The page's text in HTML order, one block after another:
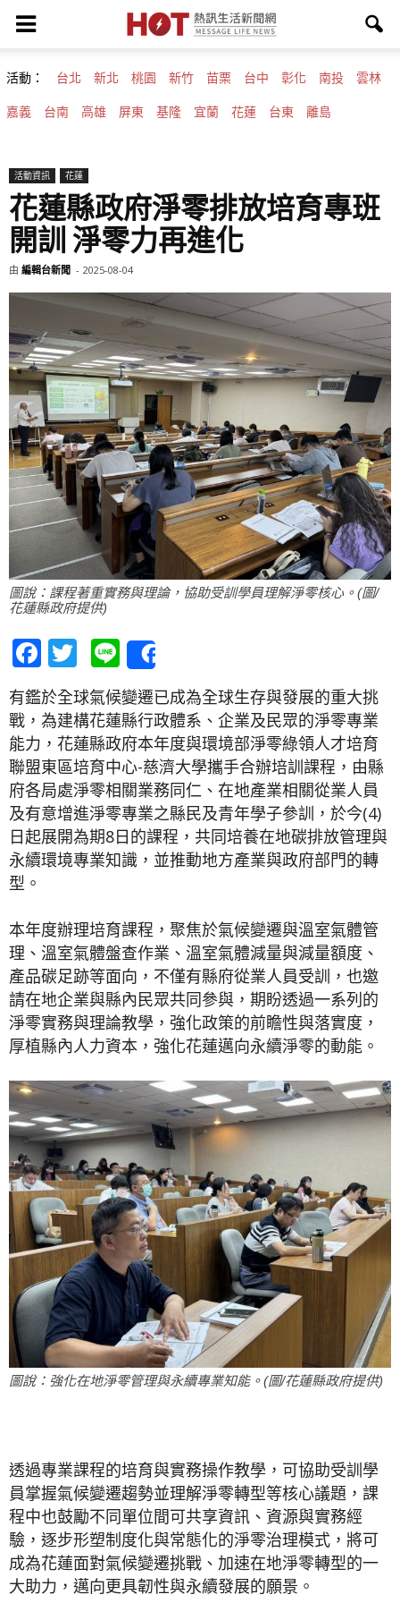
活動： 台北 新北 桃園 新竹 苗栗 台中 彰化 南投 雲林
嘉義 台南 高雄 屏東 基隆 宜蘭 花蓮 台東 離島
活動資訊 花蓮
花蓮縣政府淨零排放培育專班
開訓 淨零力再進化
由 編輯台新聞 - 2025-08-04
圖說：課程著重實務與理論，協助受訓學員理解淨零核心。(圖/
花蓮縣政府提供)
Facebook
Twitter
Line
有鑑於全球氣候變遷已成為全球生存與發展的重大挑
戰，為建構花蓮縣行政體系、企業及民眾的淨零專業
能力，花蓮縣政府本年度與環境部淨零綠領人才培育
聯盟東區培育中心-慈濟大學攜手合辦培訓課程，由縣
府各局處淨零相關業務同仁、在地產業相關從業人員
及有意增進淨零專業之縣民及青年學子參訓，於今(4)
日起展開為期8日的課程，共同培養在地碳排放管理與
永續環境專業知識，並推動地方產業與政府部門的轉
型。
本年度辦理培育課程，聚焦於氣候變遷與溫室氣體管
理、溫室氣體盤查作業、溫室氣體減量與減量額度、
產品碳足跡等面向，不僅有縣府從業人員受訓，也邀
請在地企業與縣內民眾共同參與，期盼透過一系列的
淨零實務與理論教學，強化政策的前瞻性與落實度，
厚植縣內人力資本，強化花蓮邁向永續淨零的動能。
圖說：強化在地淨零管理與永續專業知能。(圖/花蓮縣政府提供)
透過專業課程的培育與實務操作教學，可協助受訓學
員掌握氣候變遷趨勢並理解淨零轉型等核心議題，課
程中也鼓勵不同單位間可共享資訊、資源與實務經
驗，逐步形塑制度化與常態化的淨零治理模式，將可
成為花蓮面對氣候變遷挑戰、加速在地淨零轉型的一
大助力，邁向更具韌性與永續發展的願景。